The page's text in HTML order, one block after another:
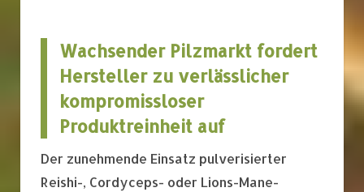
Wachsender Pilzmarkt fordert
Hersteller zu verlässlicher
kompromissloser
Produktreinheit auf
Der zunehmende Einsatz pulverisierter
Reishi-, Cordyceps- oder Lions-Mane-